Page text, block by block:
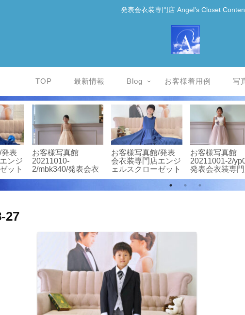
発表会衣装専門店 Angel's Closet
TOP 最新情報 Blog お客様着用例 写
接書
楽譜
ファ
★お客様写真館/
「こんなに美しいド
レスみたことな
い！」
お客様写真館/発表
会衣装専門店エンジ
ェルスクローゼット
お客様着用例/レ
タル衣装★エン
ルスクローゼ
27